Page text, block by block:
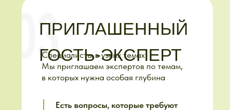
ЭТО СИСТЕМА,
КОТОРАЯ
и разбирайся сам»